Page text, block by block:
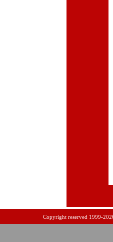
Copyright reserved 1999-